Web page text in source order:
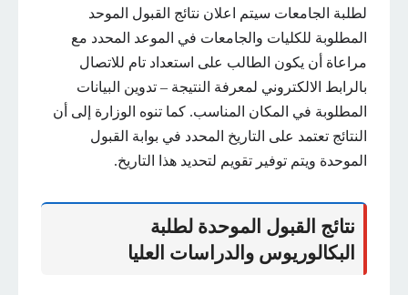
لطلبة الجامعات سيتم اعلان نتائج القبول الموحد
المطلوبة للكليات والجامعات في الموعد المحدد مع
مراعاة أن يكون الطالب على استعداد تام للاتصال
بالرابط الالكتروني لمعرفة النتيجة – تدوين البيانات
المطلوبة في المكان المناسب. كما تنوه الوزارة إلى أن
النتائج تعتمد على التاريخ المحدد في بوابة القبول
الموحدة ويتم توفير تقويم لتحديد هذا التاريخ.
نتائج القبول الموحدة لطلبة
البكالوريوس والدراسات العليا